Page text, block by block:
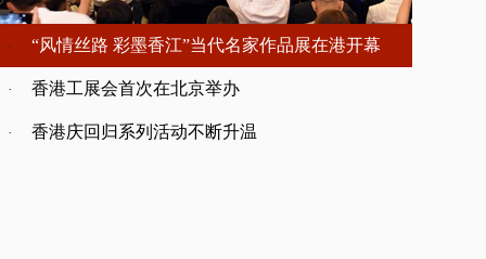
· “风情丝路 彩墨香江”当代名家作品展在港开幕
· 香港工展会首次在北京举办
· 香港庆回归系列活动不断升温